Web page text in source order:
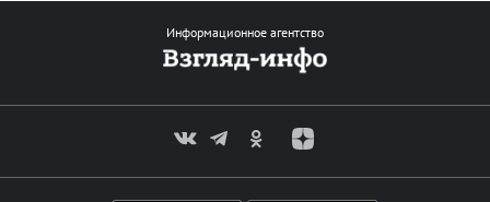
Информационное агентство